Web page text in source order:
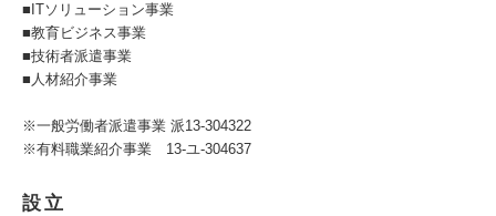
■ITソリューション事業
■教育ビジネス事業
■技術者派遣事業
■人材紹介事業
※一般労働者派遣事業 派13-304322
※有料職業紹介事業 13-ユ-304637
設立